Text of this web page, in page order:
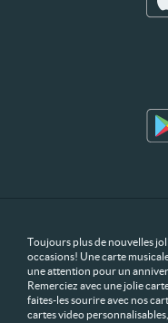
Toujours plus de nouvelles
occasions! Une carte
une attention pour un
Remerciez avec une jolie
faites-les sourire avec nos
cartes video